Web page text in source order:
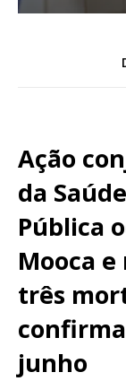
Ação
da
Pública
Mooca
três
junho